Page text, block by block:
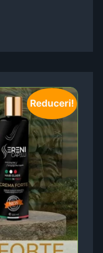
Reduceri!